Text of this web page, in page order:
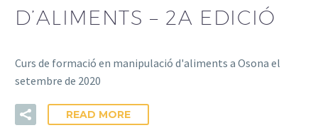
D’ALIMENTS – 2A EDICIÓ
Curs de formació en manipulació d'aliments a Osona el
setembre de 2020
READ MORE